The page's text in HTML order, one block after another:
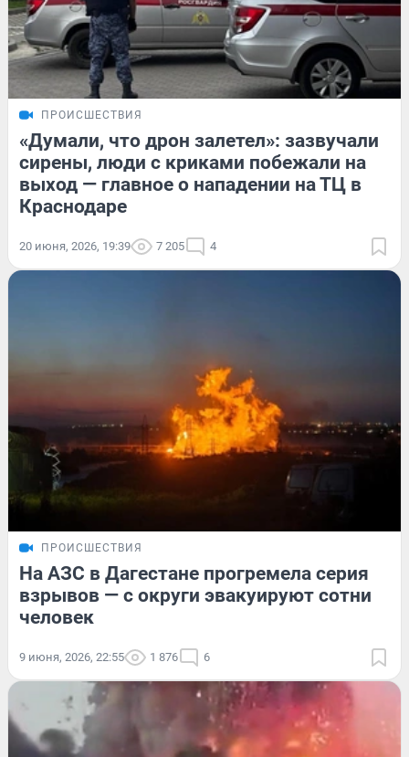
ПРОИСШЕСТВИЯ
«Думали, что дрон залетел»: зазвучали
сирены, люди с криками побежали на
выход — главное о нападении на ТЦ в
Краснодаре
20 июня, 2026, 19:39 7 205 4
ПРОИСШЕСТВИЯ
На АЗС в Дагестане прогремела серия
взрывов — с округи эвакуируют сотни
человек
9 июня, 2026, 22:55 1 876 6